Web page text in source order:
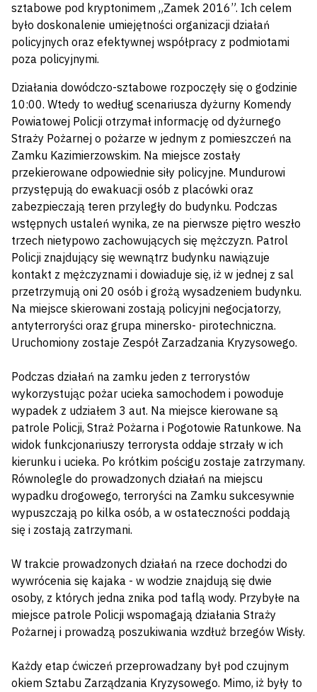
sztabowe pod kryptonimem „Zamek 2016”. Ich celem
było doskonalenie umiejętności organizacji działań
policyjnych oraz efektywnej współpracy z podmiotami
poza policyjnymi.
Działania dowódczo-sztabowe rozpoczęły się o godzinie
10:00. Wtedy to według scenariusza dyżurny Komendy
Powiatowej Policji otrzymał informację od dyżurnego
Straży Pożarnej o pożarze w jednym z pomieszczeń na
Zamku Kazimierzowskim. Na miejsce zostały
przekierowane odpowiednie siły policyjne. Mundurowi
przystępują do ewakuacji osób z placówki oraz
zabezpieczają teren przyległy do budynku. Podczas
wstępnych ustaleń wynika, ze na pierwsze piętro weszło
trzech nietypowo zachowujących się mężczyzn. Patrol
Policji znajdujący się wewnątrz budynku nawiązuje
kontakt z mężczyznami i dowiaduje się, iż w jednej z sal
przetrzymują oni 20 osób i grożą wysadzeniem budynku.
Na miejsce skierowani zostają policyjni negocjatorzy,
antyterroryści oraz grupa minersko- pirotechniczna.
Uruchomiony zostaje Zespół Zarzadzania Kryzysowego.
Podczas działań na zamku jeden z terrorystów
wykorzystując pożar ucieka samochodem i powoduje
wypadek z udziałem 3 aut. Na miejsce kierowane są
patrole Policji, Straż Pożarna i Pogotowie Ratunkowe. Na
widok funkcjonariuszy terrorysta oddaje strzały w ich
kierunku i ucieka. Po krótkim pościgu zostaje zatrzymany.
Równolegle do prowadzonych działań na miejscu
wypadku drogowego, terroryści na Zamku sukcesywnie
wypuszczają po kilka osób, a w ostateczności poddają
się i zostają zatrzymani.
W trakcie prowadzonych działań na rzece dochodzi do
wywrócenia się kajaka - w wodzie znajdują się dwie
osoby, z których jedna znika pod taflą wody. Przybyłe na
miejsce patrole Policji wspomagają działania Straży
Pożarnej i prowadzą poszukiwania wzdłuż brzegów Wisły.
Każdy etap ćwiczeń przeprowadzany był pod czujnym
okiem Sztabu Zarządzania Kryzysowego. Mimo, iż były to